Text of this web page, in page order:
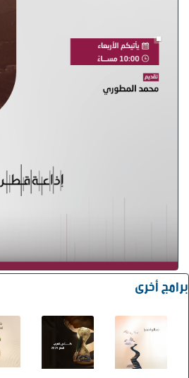
برامج أخرى